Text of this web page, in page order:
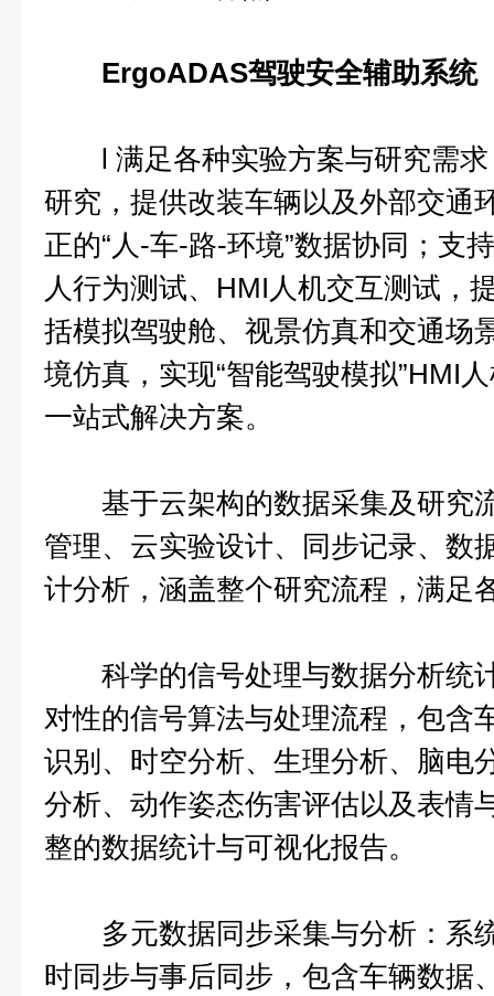
ErgoADAS驾驶安全辅助系统
l 满足各种实验方案与研究需求
研究，提供改装车辆以及外部交通
正的“人-车-路-环境”数据协同；支
人行为测试、HMI人机交互测试，
括模拟驾驶舱、视景仿真和交通场
境仿真，实现“智能驾驶模拟”HMI
一站式解决方案。
基于云架构的数据采集及研究
管理、云实验设计、同步记录、数
计分析，涵盖整个研究流程，满足
科学的信号处理与数据分析统
对性的信号算法与处理流程，包含
识别、时空分析、生理分析、脑电
分析、动作姿态伤害评估以及表情
整的数据统计与可视化报告。
多元数据同步采集与分析：系
时同步与事后同步，包含车辆数据